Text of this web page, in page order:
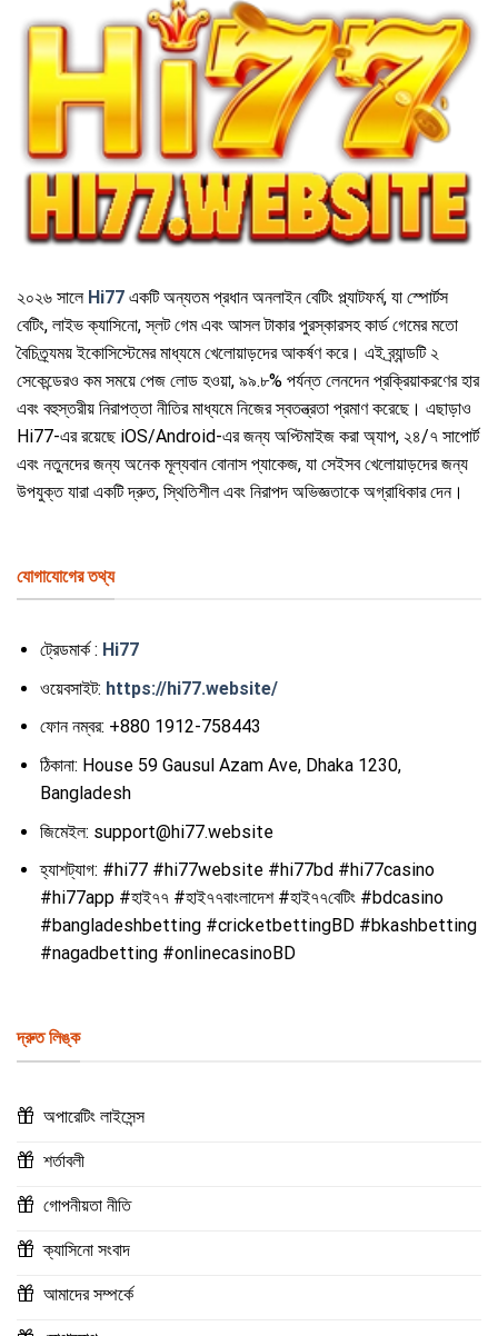
২০২৬ সালে Hi77 একটি অন্যতম প্রধান অনলাইন বেটিং প্ল্যাটফর্ম, যা স্পোর্টস
বেটিং, লাইভ ক্যাসিনো, স্লট গেম এবং আসল টাকার পুরস্কারসহ কার্ড গেমের মতো
বৈচিত্র্যময় ইকোসিস্টেমের মাধ্যমে খেলোয়াড়দের আকর্ষণ করে। এই ব্র্যান্ডটি ২
সেকেন্ডেরও কম সময়ে পেজ লোড হওয়া, ৯৯.৮% পর্যন্ত লেনদেন প্রক্রিয়াকরণের হার
এবং বহুস্তরীয় নিরাপত্তা নীতির মাধ্যমে নিজের স্বতন্ত্রতা প্রমাণ করেছে। এছাড়াও
Hi77-এর রয়েছে iOS/Android-এর জন্য অপ্টিমাইজ করা অ্যাপ, ২৪/৭ সাপোর্ট
এবং নতুনদের জন্য অনেক মূল্যবান বোনাস প্যাকেজ, যা সেইসব খেলোয়াড়দের জন্য
উপযুক্ত যারা একটি দ্রুত, স্থিতিশীল এবং নিরাপদ অভিজ্ঞতাকে অগ্রাধিকার দেন।
যোগাযোগের তথ্য
ট্রেডমার্ক : Hi77
ওয়েবসাইট: https://hi77.website/
ফোন নম্বর: +880 1912-758443
ঠিকানা: House 59 Gausul Azam Ave, Dhaka 1230,
Bangladesh
জিমেইল: support@hi77.website
হ্যাশট্যাগ: #hi77 #hi77website #hi77bd #hi77casino
#hi77app #হাই৭৭ #হাই৭৭বাংলাদেশ #হাই৭৭বেটিং #bdcasino
#bangladeshbetting #cricketbettingBD #bkashbetting
#nagadbetting #onlinecasinoBD
দ্রুত লিঙ্ক
অপারেটিং লাইসেন্স
শর্তাবলী
গোপনীয়তা নীতি
ক্যাসিনো সংবাদ
আমাদের সম্পর্কে